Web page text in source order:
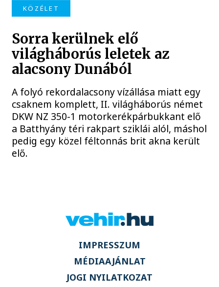
KÖZÉLET
Sorra kerülnek elő
világháborús leletek az
alacsony Dunából
A folyó rekordalacsony vízállása miatt egy
csaknem komplett, II. világháborús német
DKW NZ 350-1 motorkerékpárbukkant elő
a Batthyány téri rakpart sziklái alól, máshol
pedig egy közel féltonnás brit akna került
elő.
IMPRESSZUM
MÉDIAAJÁNLAT
JOGI NYILATKOZAT